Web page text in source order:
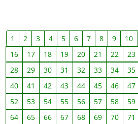
1 2 3 4 5 6 7 8 9 10
16
17 18 19 20 21 22 23
28
29 30 31 32 33 34 35
40
41 42 43 44 45 46 47
52
53 54 55 56 57 58 59
64
65 66 67 68 69 70 71